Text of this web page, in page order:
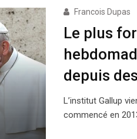
Francois Dupas
Le plus
depuis
L’institut Gallup
commencé en